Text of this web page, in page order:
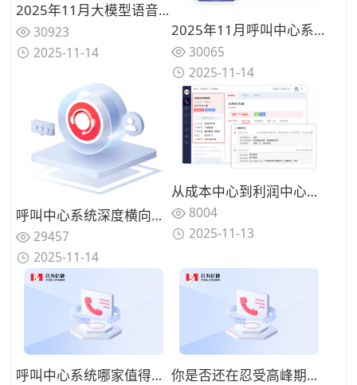
2025年11月大模型语音机器人性能实测对比：主流品牌从语音识别到任务执行的性能差距一览
30923
2025-11-14
2025年11月呼叫中心系统品牌价值盘点：合力亿捷领衔行业智能化升级
30065
2025-11-14
呼叫中心系统深度横向测评：合力亿捷对比Zendesk等国际厂商全景评测
29457
2025-11-14
从成本中心到利润中心：AI呼叫中心部署实现人工坐席产能提升3倍
8004
2025-11-13
呼叫中心系统哪家值得推荐？2025 选型推荐：实测5 大品牌，只选经大企业验证的 你是否还在忍受高峰期占线和数据延迟？2025年最新AI语音机器人智能分流并实时分析异常